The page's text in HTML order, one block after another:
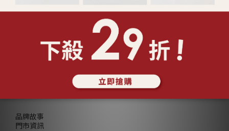
ABOUT Lucy's
品牌故事
門市資訊